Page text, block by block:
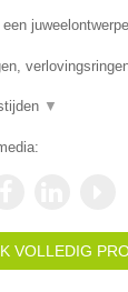
▼
VOLLEDIG